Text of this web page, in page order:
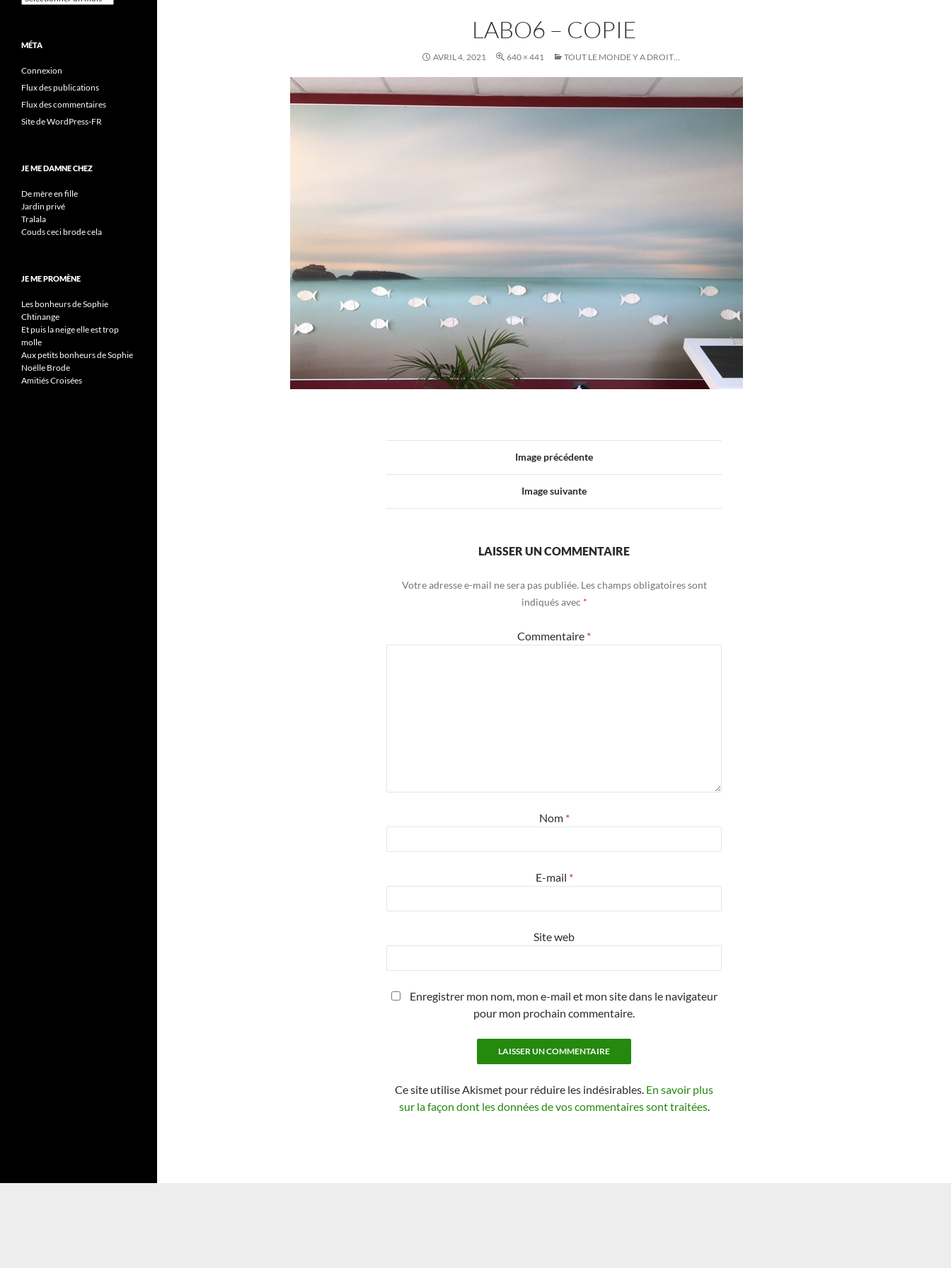
LABO6 – COPIE
AVRIL 4, 2021 640 × 441 TOUT LE MONDE Y A DROIT…
Image précédente
Image suivante
LAISSER UN COMMENTAIRE
Votre adresse e-mail ne sera pas publiée. Les champs obligatoires sont
indiqués avec *
Commentaire *
Nom *
E-mail *
Site web
Enregistrer mon nom, mon e-mail et mon site dans le navigateur
pour mon prochain commentaire.
Ce site utilise Akismet pour réduire les indésirables. En savoir plus
sur la façon dont les données de vos commentaires sont traitées.
MÉTA
Connexion
Flux des publications
Flux des commentaires
Site de WordPress-FR
JE ME DAMNE CHEZ
De mère en fille
Jardin privé
Tralala
Couds ceci brode cela
JE ME PROMÈNE
Les bonheurs de Sophie
Chtinange
Et puis la neige elle est trop
molle
Aux petits bonheurs de Sophie
Noëlle Brode
Amitiés Croisées